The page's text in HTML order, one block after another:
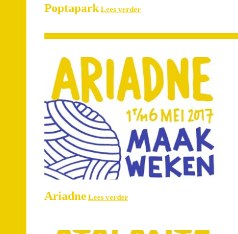
Poptapark Lees verder
Ariadne Lees verder